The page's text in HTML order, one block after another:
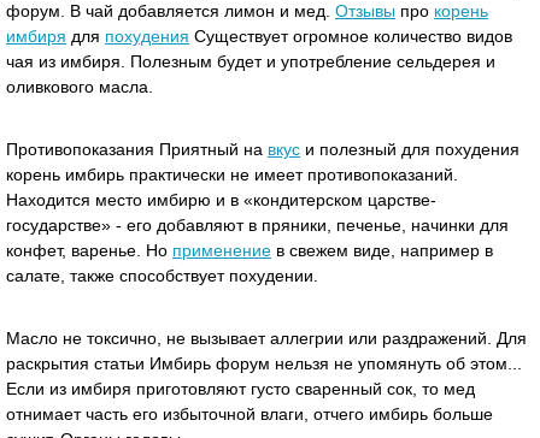
форум. В чай добавляется лимон и мед. Отзывы про корень
имбиря для похудения Существует огромное количество видов
чая из имбиря. Полезным будет и употребление сельдерея и
оливкового масла.
Противопоказания Приятный на вкус и полезный для похудения
корень имбирь практически не имеет противопоказаний.
Находится место имбирю и в «кондитерском царстве-
государстве» - его добавляют в пряники, печенье, начинки для
конфет, варенье. Но применение в свежем виде, например в
салате, также способствует похудении.
Масло не токсично, не вызывает аллегрии или раздражений. Для
раскрытия статьи Имбирь форум нельзя не упомянуть об этом...
Если из имбиря приготовляют густо сваренный сок, то мед
отнимает часть его избыточной влаги, отчего имбирь больше